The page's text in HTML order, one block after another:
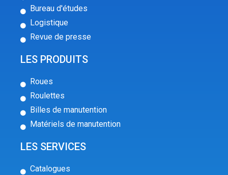
Bureau d'études
Logistique
Revue de presse
LES PRODUITS
Roues
Roulettes
Billes de manutention
Matériels de manutention
LES SERVICES
Catalogues